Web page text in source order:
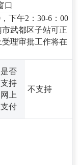
口
下午2：30-6：00
武都区子站可正
理审批工作将在
是否
支持
网上
支付
不支持